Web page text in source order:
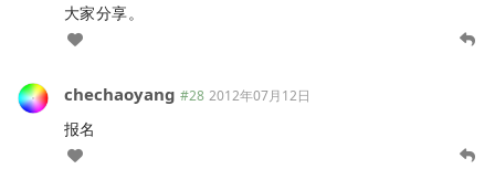
大家分享。
chechaoyang #28 2012年07月12日
报名